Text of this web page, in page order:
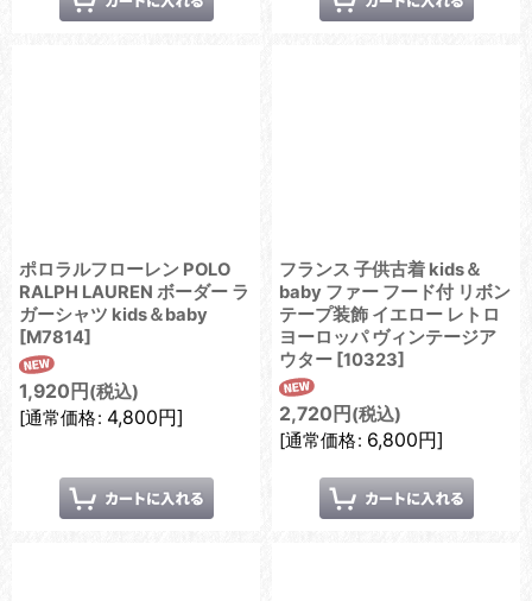
ポロラルフローレン POLO
RALPH LAUREN ボーダー ラ
ガーシャツ kids＆baby
[M7814]
1,920 円 (税込)
[通常価格: 4,800円]
フランス 子供古着 kids＆
baby ファー フード付 リボン
テープ装飾 イエロー レトロ
ヨーロッパ ヴィンテージア
ウター [10323]
2,720 円 (税込)
[通常価格: 6,800円]